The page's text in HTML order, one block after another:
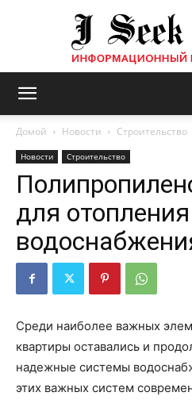
|
Домой Новости Строительство
Новости Строительство
для
Среди наиболее важных
квартиры оставались и
надежные системы
этих важных систем